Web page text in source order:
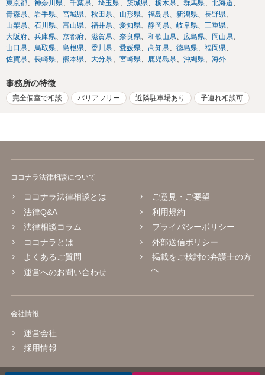
東京都 神奈川県 千葉県 埼玉県 茨城県 栃木県 群馬県
北海道
青森県
岩手県 宮城県 秋田県 山形県 福島県 新潟県
長野県
山梨県
石川県 富山県 福井県 愛知県 静岡県 岐阜県
三重県
大阪府
兵庫県 京都府 滋賀県 奈良県 和歌山県 広島県
岡山県
山口県
鳥取県 島根県 香川県 愛媛県 高知県 徳島県
福岡県
佐賀県
長崎県 熊本県 大分県 宮崎県 鹿児島県 沖縄県 海外
事務所の特徴
完全個室で相談 バリアフリー 近隣駐車場あり 子連れ相談可
ココナラ法律相談について
ココナラ法律相談とは
法律Q&A
法律相談コラム
ココナラとは
よくあるご質問
運営へのお問い合わせ
ご意見・ご要望
利用規約
プライバシーポリシー
外部送信ポリシー
掲載をご検討の弁護士の方
へ
会社情報
運営会社
採用情報